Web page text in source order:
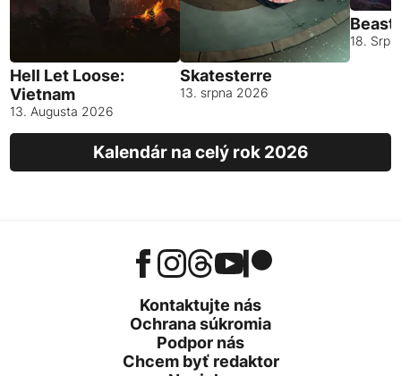
Hell Let Loose:
Vietnam
13. Augusta 2026
Skatesterre
13. srpna 2026
18.
Kalendár na celý rok 2026
Kontaktujte nás
Ochrana súkromia
Podpor nás
Chcem byť redaktor